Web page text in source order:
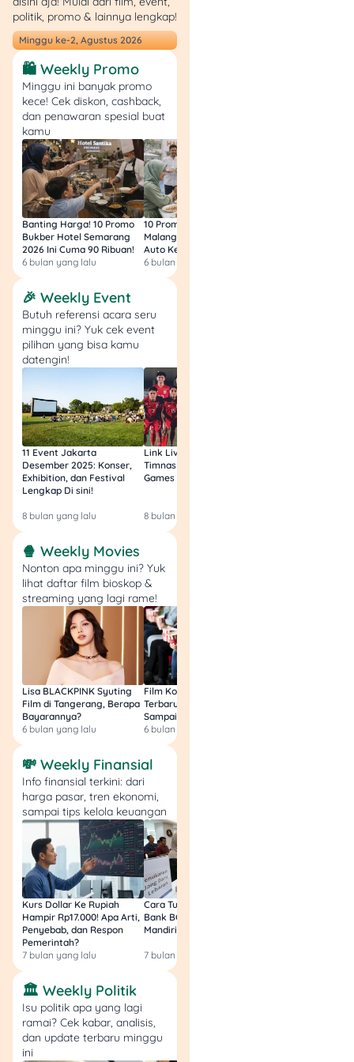
Product
4. Bangun Komunitas
dan Personal Branding
👥 Fitur komunitas
memungkinkan kamu
untuk:
Mengaktifkanchat
interaktif & video
call langsung
Menyediakan
konten
eksklusif untuk
member komunitas
Menciptakan
kedekatan dan
interaksi rutin dengan
followers
🎯 Ideal untuk:
Coach, mentor, public
figure, atau siapapun
yang ingin
membangun
ekosistem sendiri
5. Jual Produk Fisik
🛍️ Kamu juga bisa menjual:
Merchandise (kaos,
tote bag, stiker)
Alat penunjang
(misalnya alat lukis,
makeup, planner)
Produk handmade
atau koleksi pribadi
📦 Integrasi langsung ke
halaman profil kamu.
💡 Strategi efektif:
kombinasikan dengan
produk digital untuk upsell
(contoh: e-book +
merchandise eksklusif)
Proses Pembayaran &
Penarikan Dana
Penarikan otomatis
ke
rekening lokal atau
PayPal
Pengguna Prodapat
menarik danakapan
politik, promo & lainnya lengkap!
Minggu ke-2, Agustus 2026
🛍️ Weekly Promo
Minggu ini banyak promo
kece! Cek diskon, cashback,
dan penawaran spesial buat
kamu
Banting Harga! 10 Promo
Bukber Hotel Semarang
2026 Ini Cuma 90 Ribuan!
6 bulan yang lalu
10 Promo Bukber Hotel
Malang 2026: Start 75rb,
Auto Kenyang!
6 bulan yang lalu
🎉 Weekly Event
Butuh referensi acara seru
minggu ini? Yuk cek event
pilihan yang bisa kamu
datengin!
11 Event Jakarta
Desember 2025: Konser,
Exhibition, dan Festival
Lengkap Di sini!
8 bulan yang lalu
Link Live Streaming
Timnas vs Filipina SEA
Games Malam Ini, Gratis!
8 bulan yang lalu
🍿 Weekly Movies
Nonton apa minggu ini? Yuk
lihat daftar film bioskop &
streaming yang lagi rame!
Lisa BLACKPINK Syuting
Film di Tangerang, Berapa
Bayarannya?
6 bulan yang lalu
Film Komedi Indonesia
Terbaru 2026, Siap Ngakak
Sampai Sakit Perut!
6 bulan yang lalu
💸 Weekly Finansial
Info finansial terkini: dari
harga pasar, tren ekonomi,
sampai tips kelola keuangan
Kurs Dollar Ke Rupiah
Hampir Rp17.000! Apa Arti,
Penyebab, dan Respon
Pemerintah?
7 bulan yang lalu
Cara Tukar Uang Baru di
Bank BCA (Umum, BNI,
Mandiri, BRI, dan BSI) 2026!
7 bulan yang lalu
🏛️ Weekly Politik
Isu politik apa yang lagi
ramai? Cek kabar, analisis,
dan update terbaru minggu
ini